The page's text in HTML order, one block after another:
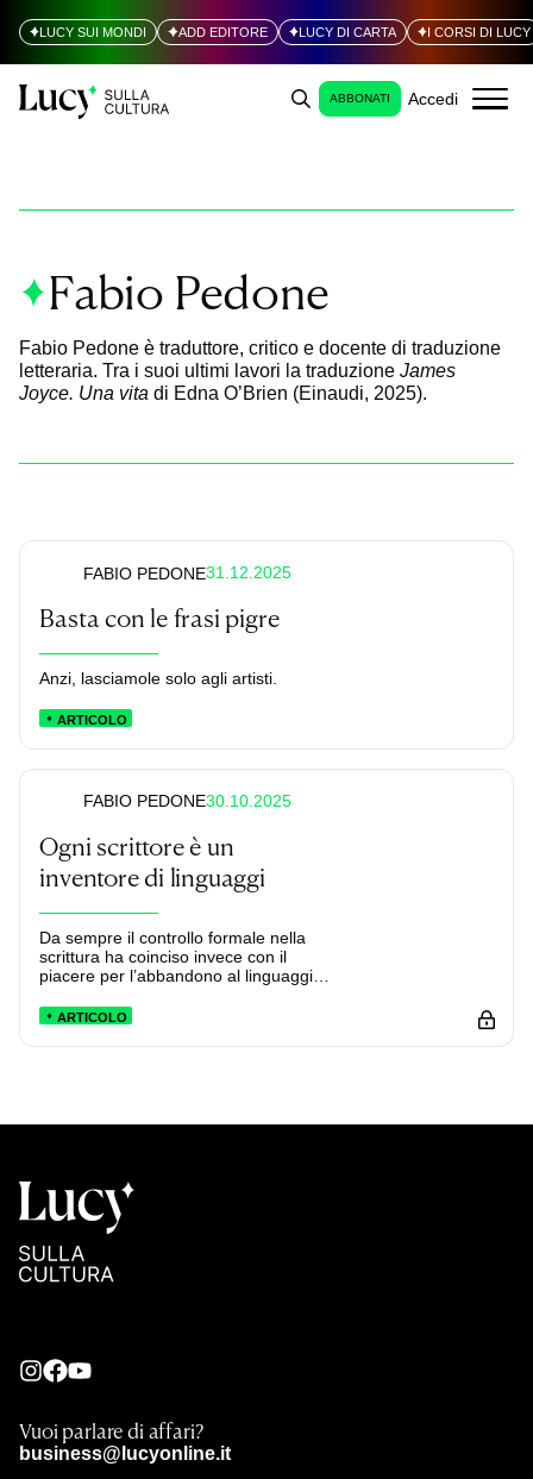
LUCY SUI MONDI ADD EDITORE LUCY DI CARTA I CORSI DI LUCY
ABBONATI Accedi
Fabio Pedone
Fabio Pedone è traduttore, critico e docente di traduzione
letteraria. Tra i suoi ultimi lavori la traduzioneJames
Joyce. Una vitadi Edna O’Brien (Einaudi, 2025).
FABIO PEDONE31.12.2025
Basta con le frasi pigre
Anzi, lasciamole solo agli artisti.
ARTICOLO
FABIO PEDONE30.10.2025
Ogni scrittore è un
inventore di linguaggi
Da sempre il controllo formale nella
scrittura ha coinciso invece con il
piacere per l’abbandono al linguaggio.
senza filastrocche di Lewis Carroll, i
rimodellate da tantissimi grandi autori.
ARTICOLO
Vuoi parlare di affari?
business@lucyonline.it